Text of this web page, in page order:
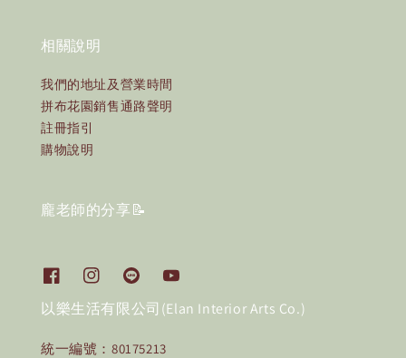
相關說明
我們的地址及營業時間
拼布花園銷售通路聲明
註冊指引
購物說明
龐老師的分享📝
以樂生活有限公司(Elan Interior Arts Co.)
統一編號：80175213